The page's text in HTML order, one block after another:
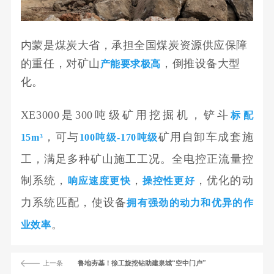
内蒙是煤炭大省，承担全国煤炭资源供应保障
的重任，对矿山 产能要求极高 ，倒推设备大型
化。
XE3000是300吨级矿用挖掘机，铲斗标配
15m³ ，可与100吨级-170吨级矿用自卸车成套施
工，满足多种矿山施工工况。全电控正流量控
制系统， 响应速度更快 ， 操控性更好，优化的动
力系统匹配，使设备拥有强劲的动力和优异的作
业效率。
上一条 鲁地夯基！徐工旋挖钻助建泉城“空中门户”